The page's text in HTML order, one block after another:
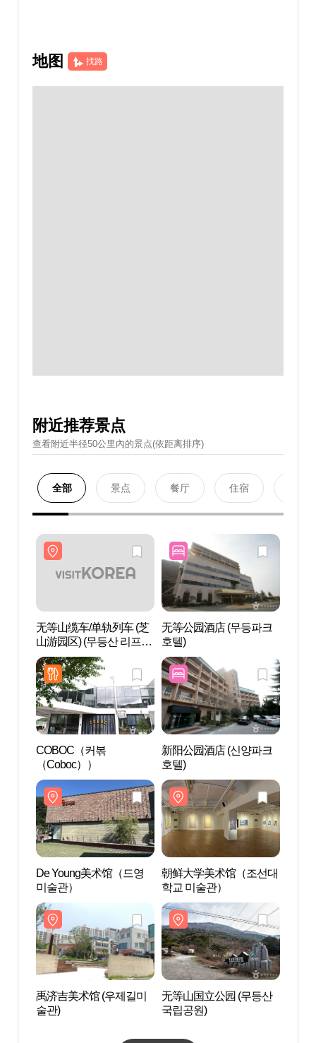
地图 找路
附近推荐景点
查看附近半径50公里內的景点(依距离排序)
全部 景点 餐厅 住宿
无等山缆车/单轨列车 (芝
山游园区) (무등산 리프트
모노레일 (지산유원지))
无等公园酒店 (무등파크
호텔)
COBOC（커볶
（Coboc））
新阳公园酒店 (신양파크
호텔)
De Young美术馆（드영
미술관）
朝鲜大学美术馆（조선대
학교 미술관）
禹济吉美术馆 (우제길미
술관)
无等山国立公园 (무등산
국립공원)